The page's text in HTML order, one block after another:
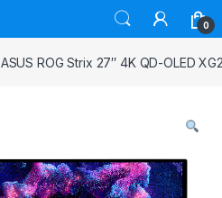
0
ASUS ROG Strix 27″ 4K QD-OLED